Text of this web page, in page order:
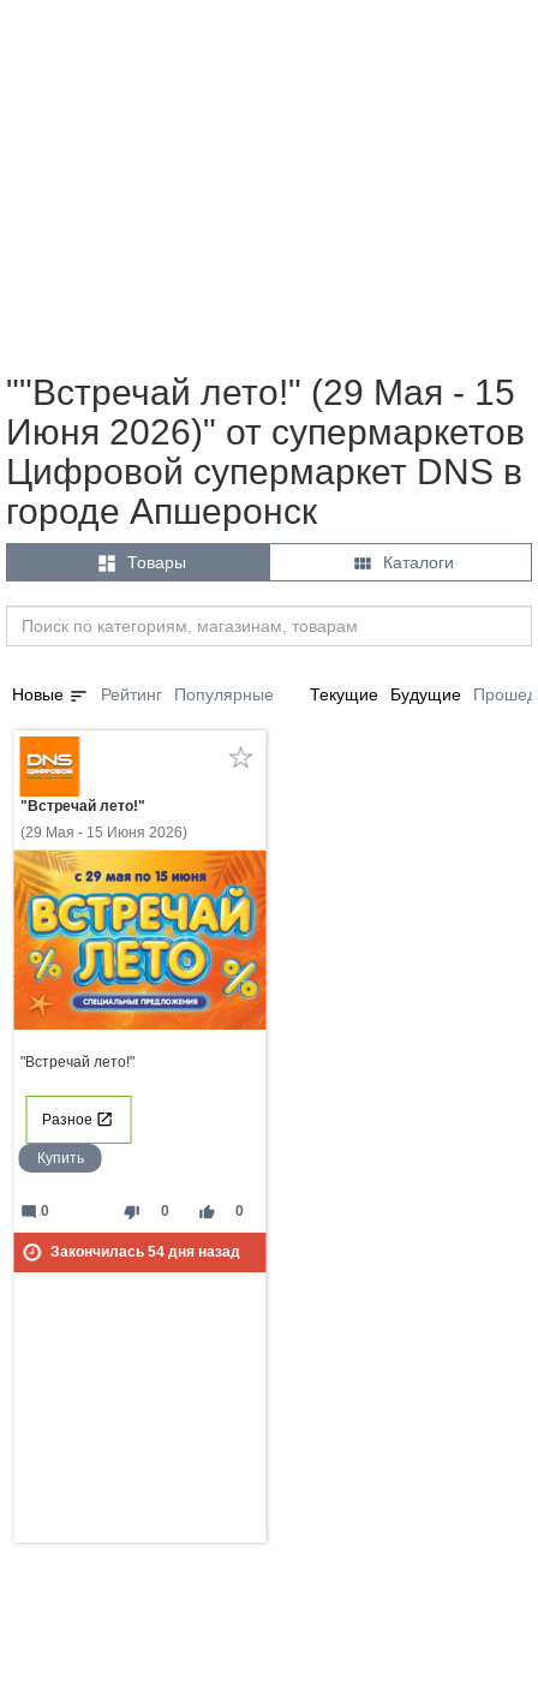
""Встречай лето!" (29 Мая - 15
Июня 2026)" от супермаркетов
Цифровой супермаркет DNS в
городе Апшеронск
 Товары  Каталоги
Новые sort Рейтинг Популярные Текущие Будущие
"Встречай лето!"
(29 Мая - 15 Июня 2026)
"Встречай лето!"
Разное
Купить
thumb_down 0 thumb_up 0
mode_comment 0
Закончилась 54дня назад